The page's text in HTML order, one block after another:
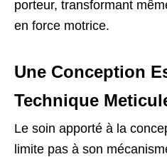
porteur, transformant
en force motrice.
Une Conception
Technique
Le soin apporté à la
limite pas à son